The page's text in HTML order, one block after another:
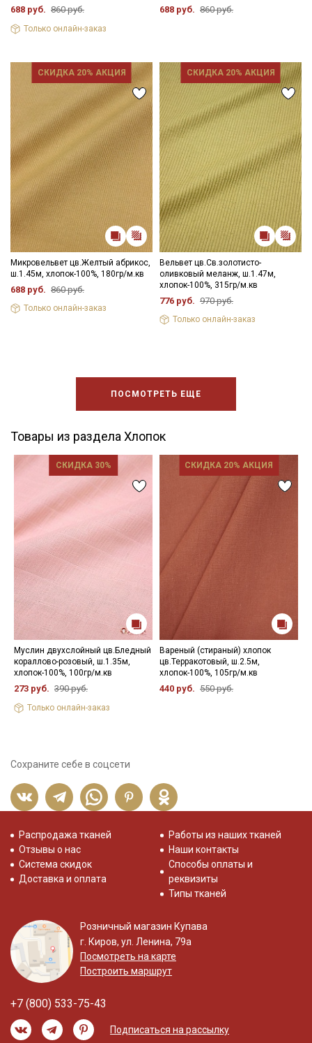
688 руб. 860 руб.
Только онлайн-заказ
688 руб. 860 руб.
СКИДКА 20% АКЦИЯ
Микровельвет цв.Желтый абрикос,
ш.1.45м, хлопок-100%, 180гр/м.кв
688 руб. 860 руб.
Только онлайн-заказ
СКИДКА 20% АКЦИЯ
Вельвет цв.Св.золотисто-
оливковый меланж, ш.1.47м,
хлопок-100%, 315гр/м.кв
776 руб. 970 руб.
Только онлайн-заказ
ПОСМОТРЕТЬ ЕЩЕ
Товары из раздела Хлопок
СКИДКА 30%
Муслин двухслойный цв.Бледный
кораллово-розовый, ш.1.35м,
хлопок-100%, 100гр/м.кв
273 руб. 390 руб.
Только онлайн-заказ
СКИДКА 20% АКЦИЯ
Вареный (стираный) хлопок
цв.Терракотовый, ш.2.5м,
хлопок-100%, 105гр/м.кв
440 руб. 550 руб.
Сохраните себе в соцсети
Распродажа тканей
Отзывы о нас
Система скидок
Доставка и оплата
Работы из наших тканей
Наши контакты
Способы оплаты и
реквизиты
Типы тканей
Розничный магазин Купава
г. Киров, ул. Ленина, 79а
Посмотреть на карте
Построить маршрут
+7 (800) 533-75-43
Подписаться на рассылку